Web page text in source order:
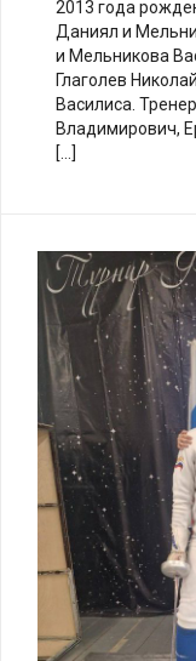
2013 года
Даниял и
и Мельникова
Глаголев
Василиса.
Владимирович,
[…]